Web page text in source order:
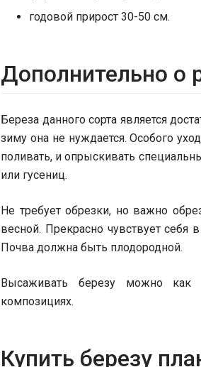
годовой прирост 30-50 см.
Дополнительно о
Береза ​​данного сорта является
зиму она не нуждается. Особого
поливать, и опрыскивать
или гусениц.
Не требует обрезки, но важно
весной. Прекрасно чувствует себя
Почва должна быть плодородной.
Высаживать березу можно как
композициях.
Купить березу